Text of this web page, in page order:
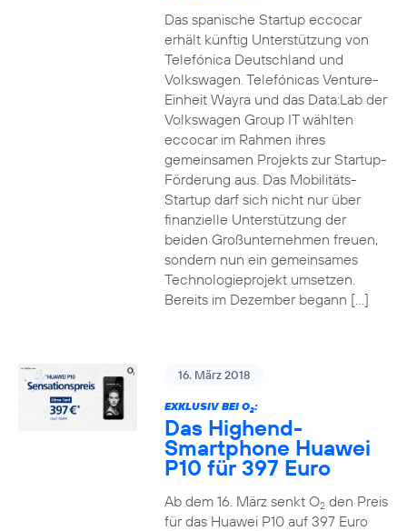
Das spanische Startup eccocar
erhält künftig Unterstützung von
Telefónica Deutschland und
Volkswagen. Telefónicas Venture-
Einheit Wayra und das Data:Lab der
Volkswagen Group IT wählten
eccocar im Rahmen ihres
gemeinsamen Projekts zur Startup-
Förderung aus. Das Mobilitäts-
Startup darf sich nicht nur über
finanzielle Unterstützung der
beiden Großunternehmen freuen,
sondern nun ein gemeinsames
Technologieprojekt umsetzen.
Bereits im Dezember begann […]
16. März 2018
EXKLUSIV BEI O2:
Das Highend-
Smartphone Huawei
P10 für 397 Euro
Ab dem 16. März senkt O2den Preis
für das Huawei P10 auf 397 Euro